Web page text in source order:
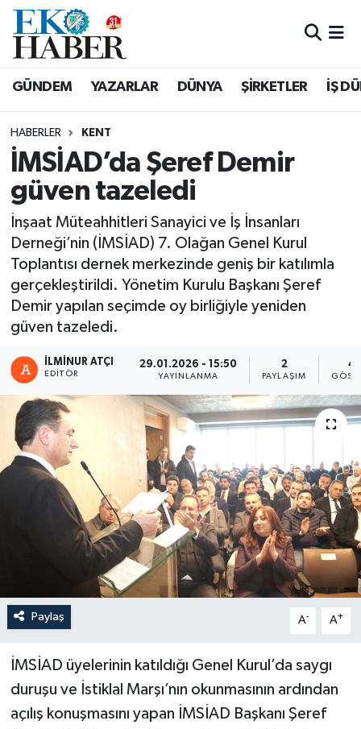
GÜNDEM YAZARLAR DÜNYA ŞİRKETLER İŞ
HABERLER KENT
İMSİAD’da Şeref Demir
güven tazeledi
İnşaat Müteahhitleri Sanayici ve İş İnsanları
Derneği’nin (İMSİAD) 7. Olağan Genel Kurul
Toplantısı dernek merkezinde geniş bir katılımla
gerçekleştirildi. Yönetim Kurulu Başkanı Şeref
Demir yapılan seçimde oy birliğiyle yeniden
güven tazeledi.
İLMINUR ATÇI
EDITÖR
29.01.2026 - 15:50
YAYINLANMA
2
PAYLAŞIM
Paylaş A- A+
İMSİAD üyelerinin katıldığı Genel Kurul’da saygı
duruşu ve İstiklal Marşı’nın okunmasının ardından
açılış konuşmasını yapan İMSİAD Başkanı Şeref
Hava Durumu
Süper Lig Puan Durumu ve Fikstür
Tüm Manşetler
Son Dakika Haberleri
Haber Arşivi